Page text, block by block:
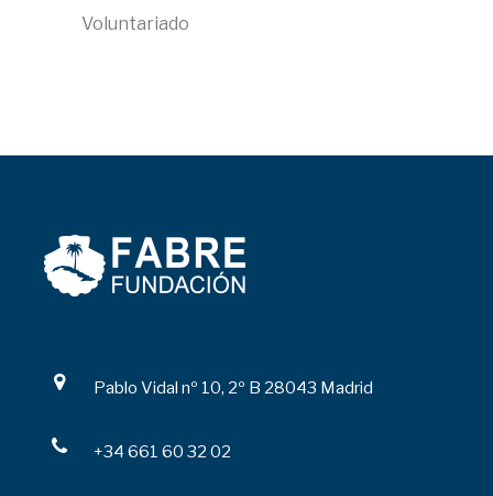
Voluntariado
Pablo Vidal nº 10, 2º B 28043 Madrid
+34 661 60 32 02